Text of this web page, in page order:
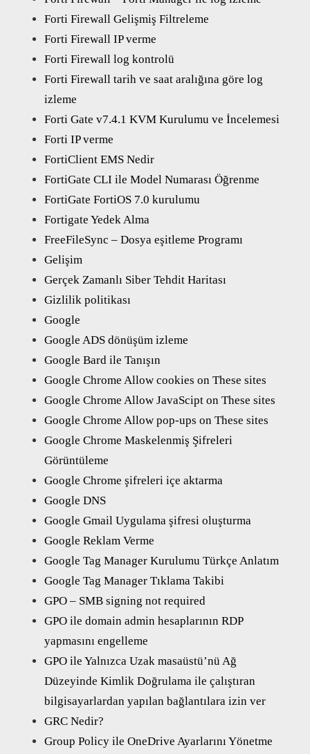
Forti Firewall Gelişmiş Filtreleme
Forti Firewall IP verme
Forti Firewall log kontrolü
Forti Firewall tarih ve saat aralığına göre log
izleme
Forti Gate v7.4.1 KVM Kurulumu ve İncelemesi
Forti IP verme
FortiClient EMS Nedir
FortiGate CLI ile Model Numarası Öğrenme
FortiGate FortiOS 7.0 kurulumu
Fortigate Yedek Alma
FreeFileSync – Dosya eşitleme Programı
Gelişim
Gerçek Zamanlı Siber Tehdit Haritası
Gizlilik politikası
Google
Google ADS dönüşüm izleme
Google Bard ile Tanışın
Google Chrome Allow cookies on These sites
Google Chrome Allow JavaScipt on These sites
Google Chrome Allow pop-ups on These sites
Google Chrome Maskelenmiş Şifreleri
Görüntüleme
Google Chrome şifreleri içe aktarma
Google DNS
Google Gmail Uygulama şifresi oluşturma
Google Reklam Verme
Google Tag Manager Kurulumu Türkçe Anlatım
Google Tag Manager Tıklama Takibi
GPO – SMB signing not required
GPO ile domain admin hesaplarının RDP
yapmasını engelleme
GPO ile Yalnızca Uzak masaüstü’nü Ağ
Düzeyinde Kimlik Doğrulama ile çalıştıran
bilgisayarlardan yapılan bağlantılara izin ver
GRC Nedir?
Group Policy ile OneDrive Ayarlarını Yönetme